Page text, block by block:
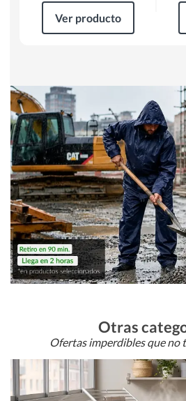
Ver producto
Otras
Ofertas imperdibles que no